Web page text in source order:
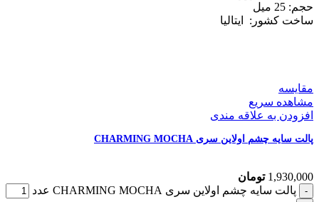
حجم: 25
میل
ساخت کشور:
ایتالیا
مقایسه
مشاهده سریع
افزودن به علاقه مندی
پالت سایه چشم اولاین سری CHARMING MOCHA
1,930,000 تومان
پالت سایه چشم اولاین سری CHARMING MOCHA عدد